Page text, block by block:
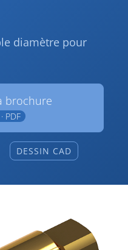
diamètre pour
brochure
PDF
DESSIN CAD